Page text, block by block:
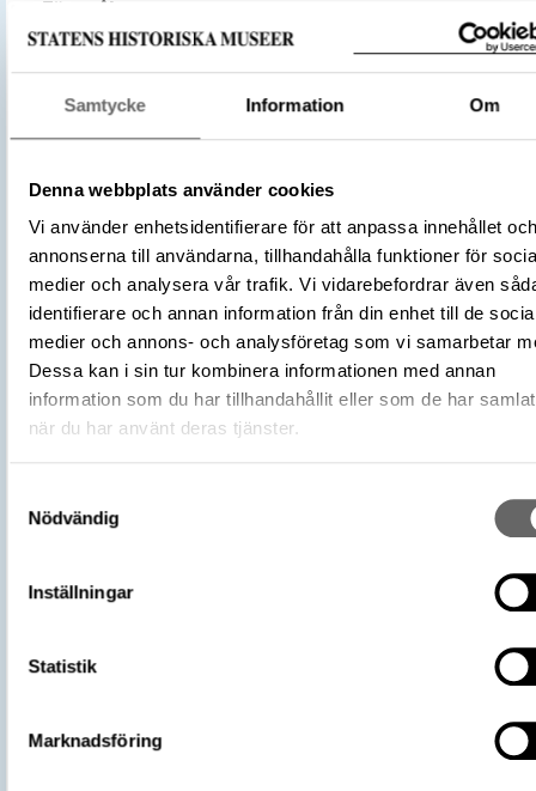
Samtycke Information Om
Denna webbplats använder cookies
Vi använder enhetsidentifierare för att anpassa innehållet och
annonserna till användarna, tillhandahålla funktioner för
medier och analysera vår trafik. Vi vidarebefordrar även
identifierare och annan information från din enhet till de
medier och annons- och analysföretag som vi samarbetar
Dessa kan i sin tur kombinera informationen med annan
information som du har tillhandahållit eller som de har
när du har använt deras tjänster.
Nödvändig
Inställningar
Statistik
Marknadsföring
Föremålsnummer
Andra nummer
Undernummer: Bj 727
Historisk plats
Birka, Adelsö socken
Osteologisk
artbedömning
Equus(Hästar)
Indeterminate(Obestämt)
Förvärvsnummer
34000
Förvärvsmetod
KML
Förvärvsdatum
2000
Fyndplats
Plats: Björkö, Hemlanden, Fornlämning:
L2017:1904, Socken: Adelsö socken,
Kommun: Ekerö kommun, Landskap:
Land: Sverige
Arkeologisk kontext
Kammargrav, Grav, Obekant yttre
Undersökare
https://samlingar.shm.se/object/
Mer information om licenser hos Statens historiska museer.